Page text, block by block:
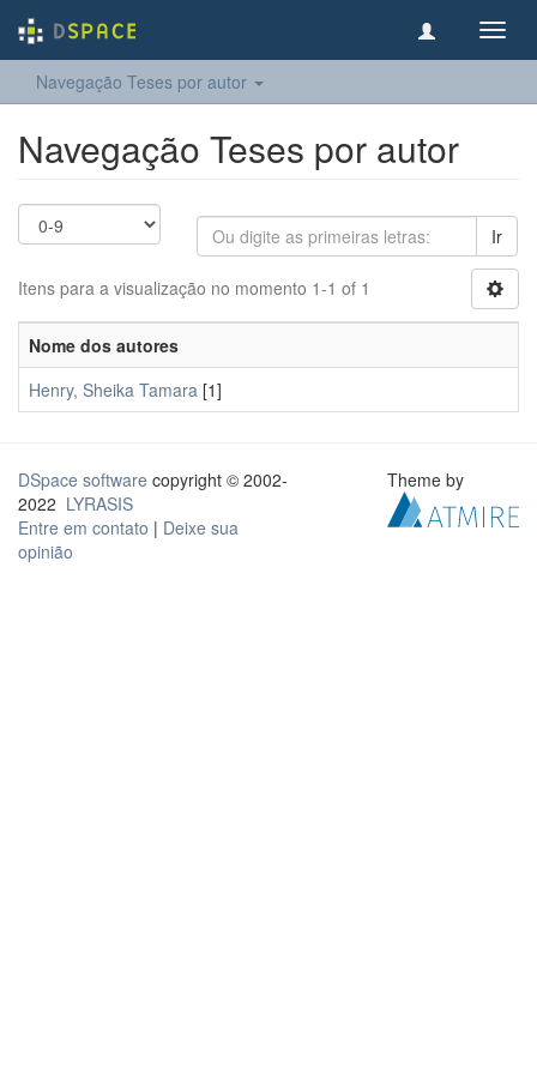
Navegação Teses por autor
Navegação Teses por autor
Ir
Itens para a visualização no momento 1-1 of 1
Nome dos autores
Henry, Sheika Tamara [1]
DSpace software copyright © 2002-
2022 LYRASIS
Entre em contato | Deixe sua
opinião
Theme by